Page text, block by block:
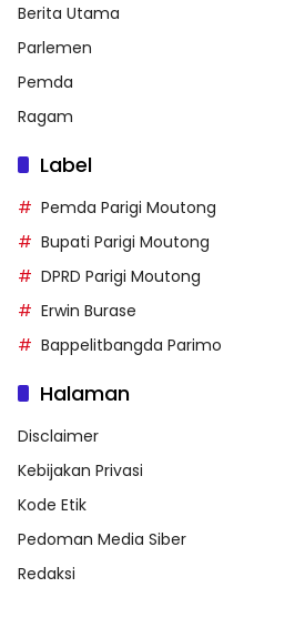
Berita Utama
Parlemen
Pemda
Ragam
Label
Pemda Parigi Moutong
Bupati Parigi Moutong
DPRD Parigi Moutong
Erwin Burase
Bappelitbangda Parimo
Halaman
Disclaimer
Kebijakan Privasi
Kode Etik
Pedoman Media Siber
Redaksi